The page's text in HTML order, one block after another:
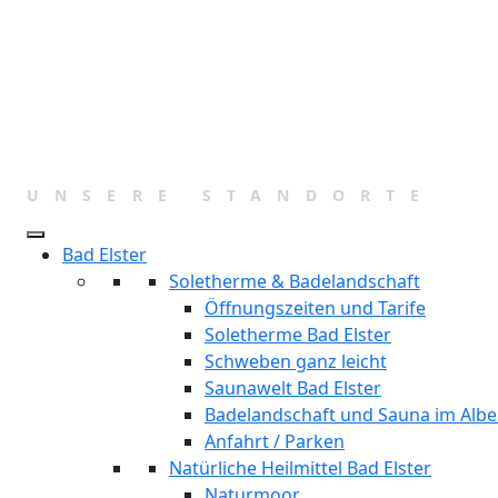
UNSERE STANDORTE
Bad Elster
Soletherme & Badelandschaft
Öffnungszeiten und Tarife
Soletherme Bad Elster
Schweben ganz leicht
Saunawelt Bad Elster
Badelandschaft und Sauna im
Anfahrt / Parken
Natürliche Heilmittel Bad Elster